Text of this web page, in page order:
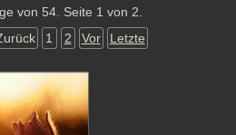
von 54. Seite 1 von 2.
1 2 Vor Letzte